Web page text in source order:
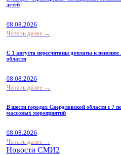
детей
08.08.2026
Читать далее →
С 1 августа пересчитаны доплаты к
области
08.08.2026
Читать далее →
В шести городах Свердловской области с 7
массовых мероприятий
08.08.2026
Читать далее →
Новости СМИ2